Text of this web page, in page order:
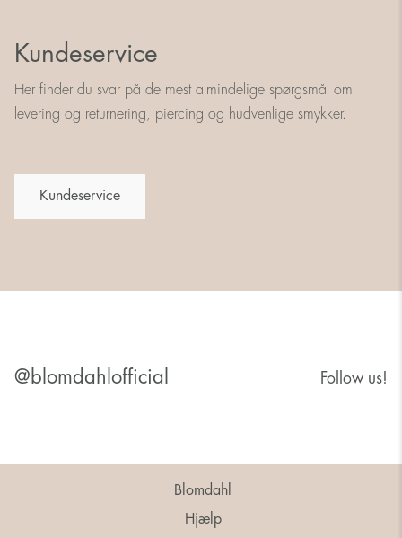
Kundeservice
Her finder du svar på de mest almindelige spørgsmål om
levering og returnering, piercing og hudvenlige smykker.
Kundeservice
@blomdahlofficial Follow us!
Blomdahl
Hjælp